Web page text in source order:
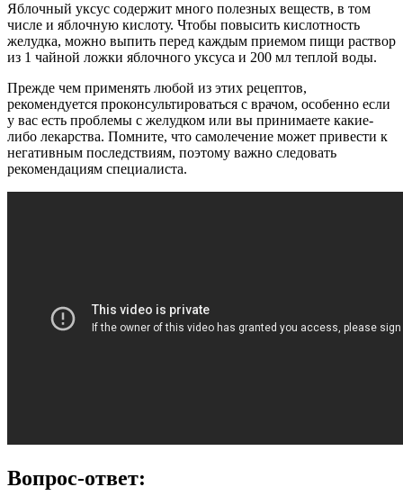
Яблочный уксус содержит много полезных веществ, в том
числе и яблочную кислоту. Чтобы повысить кислотность
желудка, можно выпить перед каждым приемом пищи раствор
из 1 чайной ложки яблочного уксуса и 200 мл теплой воды.
Прежде чем применять любой из этих рецептов,
рекомендуется проконсультироваться с врачом, особенно если
у вас есть проблемы с желудком или вы принимаете какие-
либо лекарства. Помните, что самолечение может привести к
негативным последствиям, поэтому важно следовать
рекомендациям специалиста.
Вопрос-ответ: